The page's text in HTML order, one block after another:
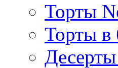
Торты
Торты в